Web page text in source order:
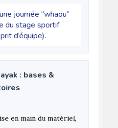
une journée “whaou”
du stage sportif
d’équipe).
: bases &
en main du matériel,